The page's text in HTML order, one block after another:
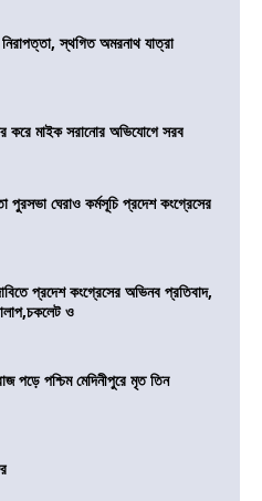
স্থগিত অমরনাথ যাত্রা
করে মাইক সরানোর অভিযোগে সরব
ঘেরাও কর্মসূচি প্রদেশ কংগ্রেসের
প্রদেশ কংগ্রেসের অভিনব প্রতিবাদ,
ও
পড়ে পশ্চিম মেদিনীপুরে মৃত তিন